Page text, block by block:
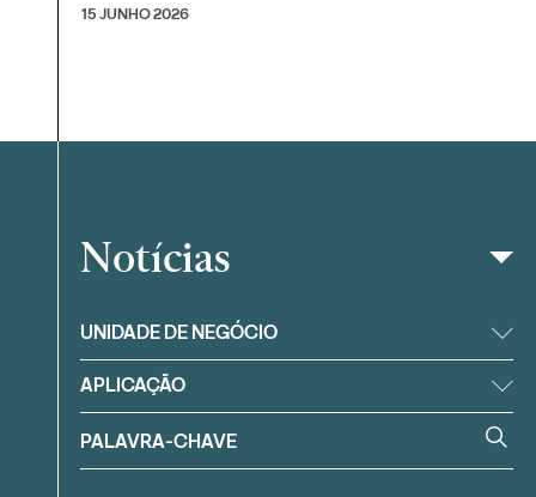
15 JUNHO 2026
Filtrar
Notícias
UNIDADE DE NEGÓCIO
APLICAÇÃO